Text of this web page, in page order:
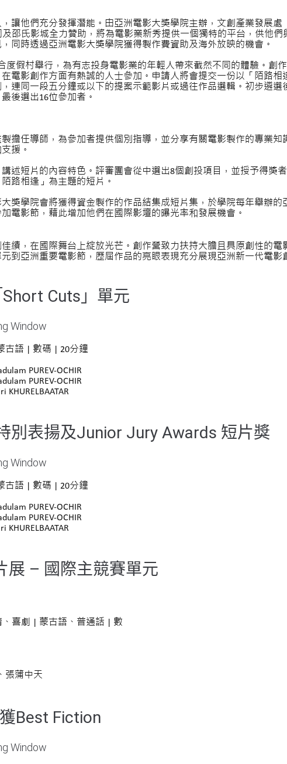
讓他們充分發揮潛能。由亞洲電影大獎學院主辦，文創產業發展處
及邵氏影城全力贊助，將為電影業新秀提供一個獨特的平台，供他們
同時透過亞洲電影大獎學院獲得製作費資助及海外放映的機會。
度假村舉行，為有志投身電影業的年輕人帶來截然不同的體驗。創
電影創作方面有熱誠的人士參加。申請人將會提交一份以「陌路相
連同一段五分鐘或以下的提案示範影片或過往作品選輯。初步遴選
後選出16位參加者。
擔任導師，為參加者提供個別指導，並分享有關電影製作的專業知
援。
述短片的內容特色。評審團會從中選出8個創投項目，並授予得獎
路相逢」 為主題的短片。
獎學院會將獲得資金製作的作品結集成短片集，於學院每年舉辦的
電影節，藉此增加他們在國際影壇的曝光率和發展機會。
績，在國際舞台上綻放光芒。創作營致力扶持大膽且具原創性的電
到亞洲重要電影節，歷屆作品的亮眼表現充分展現亞洲新一代電影
Cuts」單元
Window
古語 | 數碼 | 20分鐘
PUREV-OCHIR
PUREV-OCHIR
KHURELBAATAR
別表揚及Junior Jury Awards 短片獎
Window
古語 | 數碼 | 20分鐘
PUREV-OCHIR
PUREV-OCHIR
KHURELBAATAR
展 – 國際主競賽單元
喜劇 | 蒙古語 、 普通話 | 數
張蒲中天
Best Fiction
Window